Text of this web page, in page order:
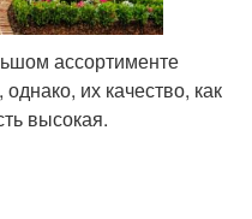
ассортименте
их качество, как
высокая.